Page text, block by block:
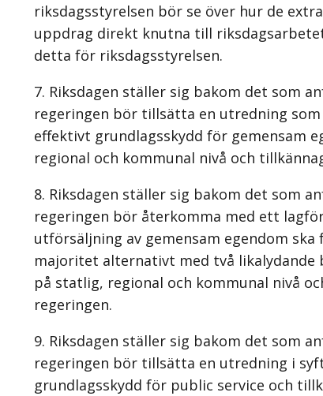
riksdagsstyrelsen bör se över hur de
uppdrag direkt knutna till
detta för riksdagsstyrelsen.
Riksdagen ställer sig bakom det som
regeringen bör tillsätta en utredning
effektivt grundlagsskydd för gemensam
regional och kommunal nivå och
Riksdagen ställer sig bakom det som
regeringen bör återkomma med ett
utförsäljning av gemensam egendom
majoritet alternativt med två likalydande
på statlig, regional och kommunal nivå
regeringen.
Riksdagen ställer sig bakom det som
regeringen bör tillsätta en utredning i
grundlagsskydd för public service och